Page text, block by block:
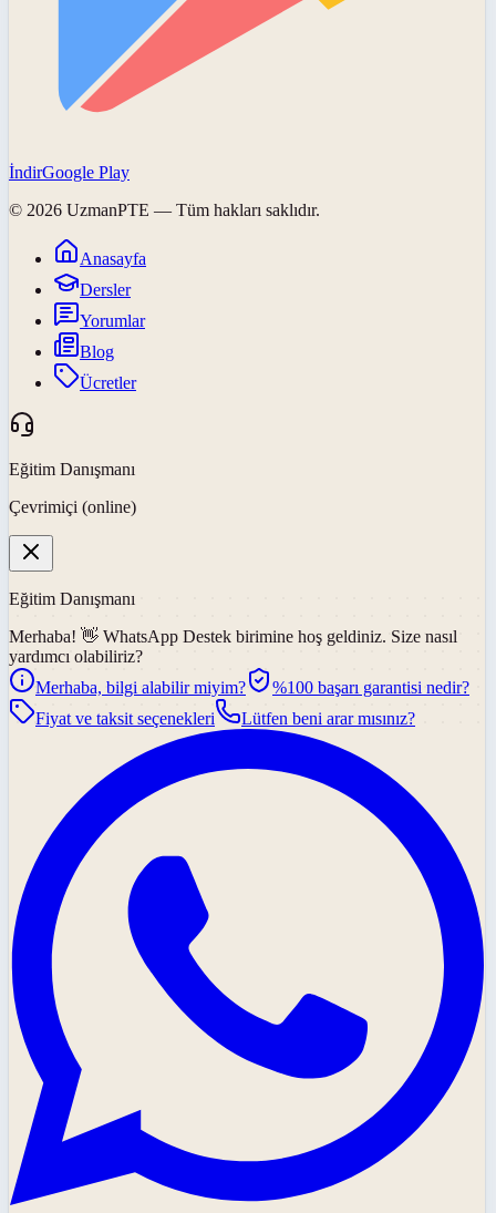
İndirGoogle Play
© 2026 UzmanPTE — Tüm hakları saklıdır.
Anasayfa
Dersler
Yorumlar
Blog
Ücretler
Eğitim Danışmanı
Çevrimiçi (online)
Eğitim Danışmanı
Merhaba! 👋 WhatsApp Destek birimine hoş geldiniz. Size nasıl
yardımcı olabiliriz?
Merhaba, bilgi alabilir miyim?
%100 başarı garantisi nedir?
Fiyat ve taksit seçenekleri
Lütfen beni arar mısınız?